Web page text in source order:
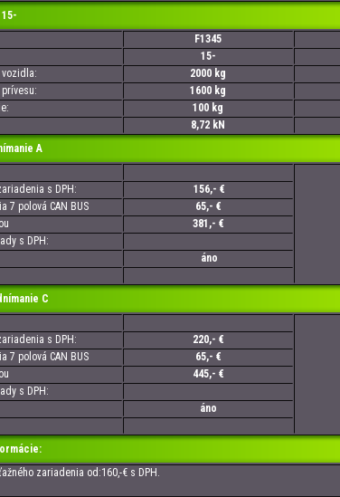
F1345
15-
2000 kg
1600 kg
100 kg
8,72 kN
A
s DPH:
156,- €
polová CAN BUS
65,- €
381,- €
s DPH:
áno
C
s DPH:
220,- €
polová CAN BUS
65,- €
445,- €
s DPH:
áno
zariadenia od:160,-€ s DPH.